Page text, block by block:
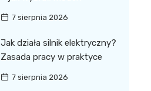
7 sierpnia 2026
Jak działa silnik elektryczny?
Zasada pracy w praktyce
7 sierpnia 2026